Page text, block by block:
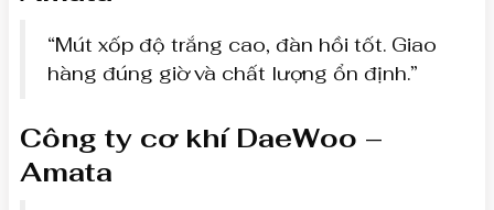
“Mút xốp độ trắng cao, đàn hồi tốt. Giao
hàng đúng giờ và chất lượng ổn định.”
Công ty cơ khí DaeWoo –
Amata